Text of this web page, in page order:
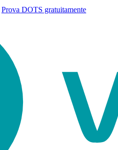
Prova DOTS gratuitamente